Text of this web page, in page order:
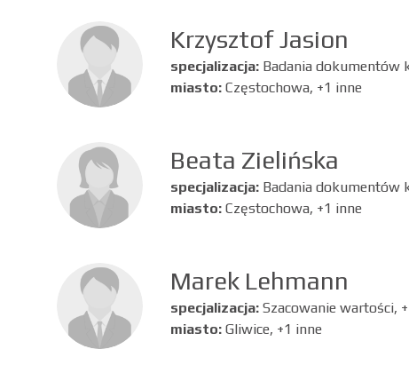
Krzysztof Jasion
specjalizacja: Badania dokumentów
miasto: Częstochowa, +1 inne
Beata Zielińska
specjalizacja: Badania dokumentów
miasto: Częstochowa, +1 inne
Marek Lehmann
specjalizacja: Szacowanie wartości,
miasto: Gliwice, +1 inne